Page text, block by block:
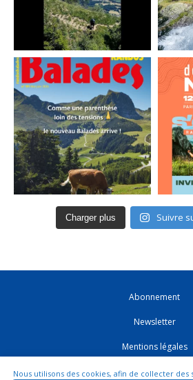
Charger plus Suivre
Abonnement
Newsletter
Mentions légales
CGV
Nous utilisons des cookies, afin de collecter des